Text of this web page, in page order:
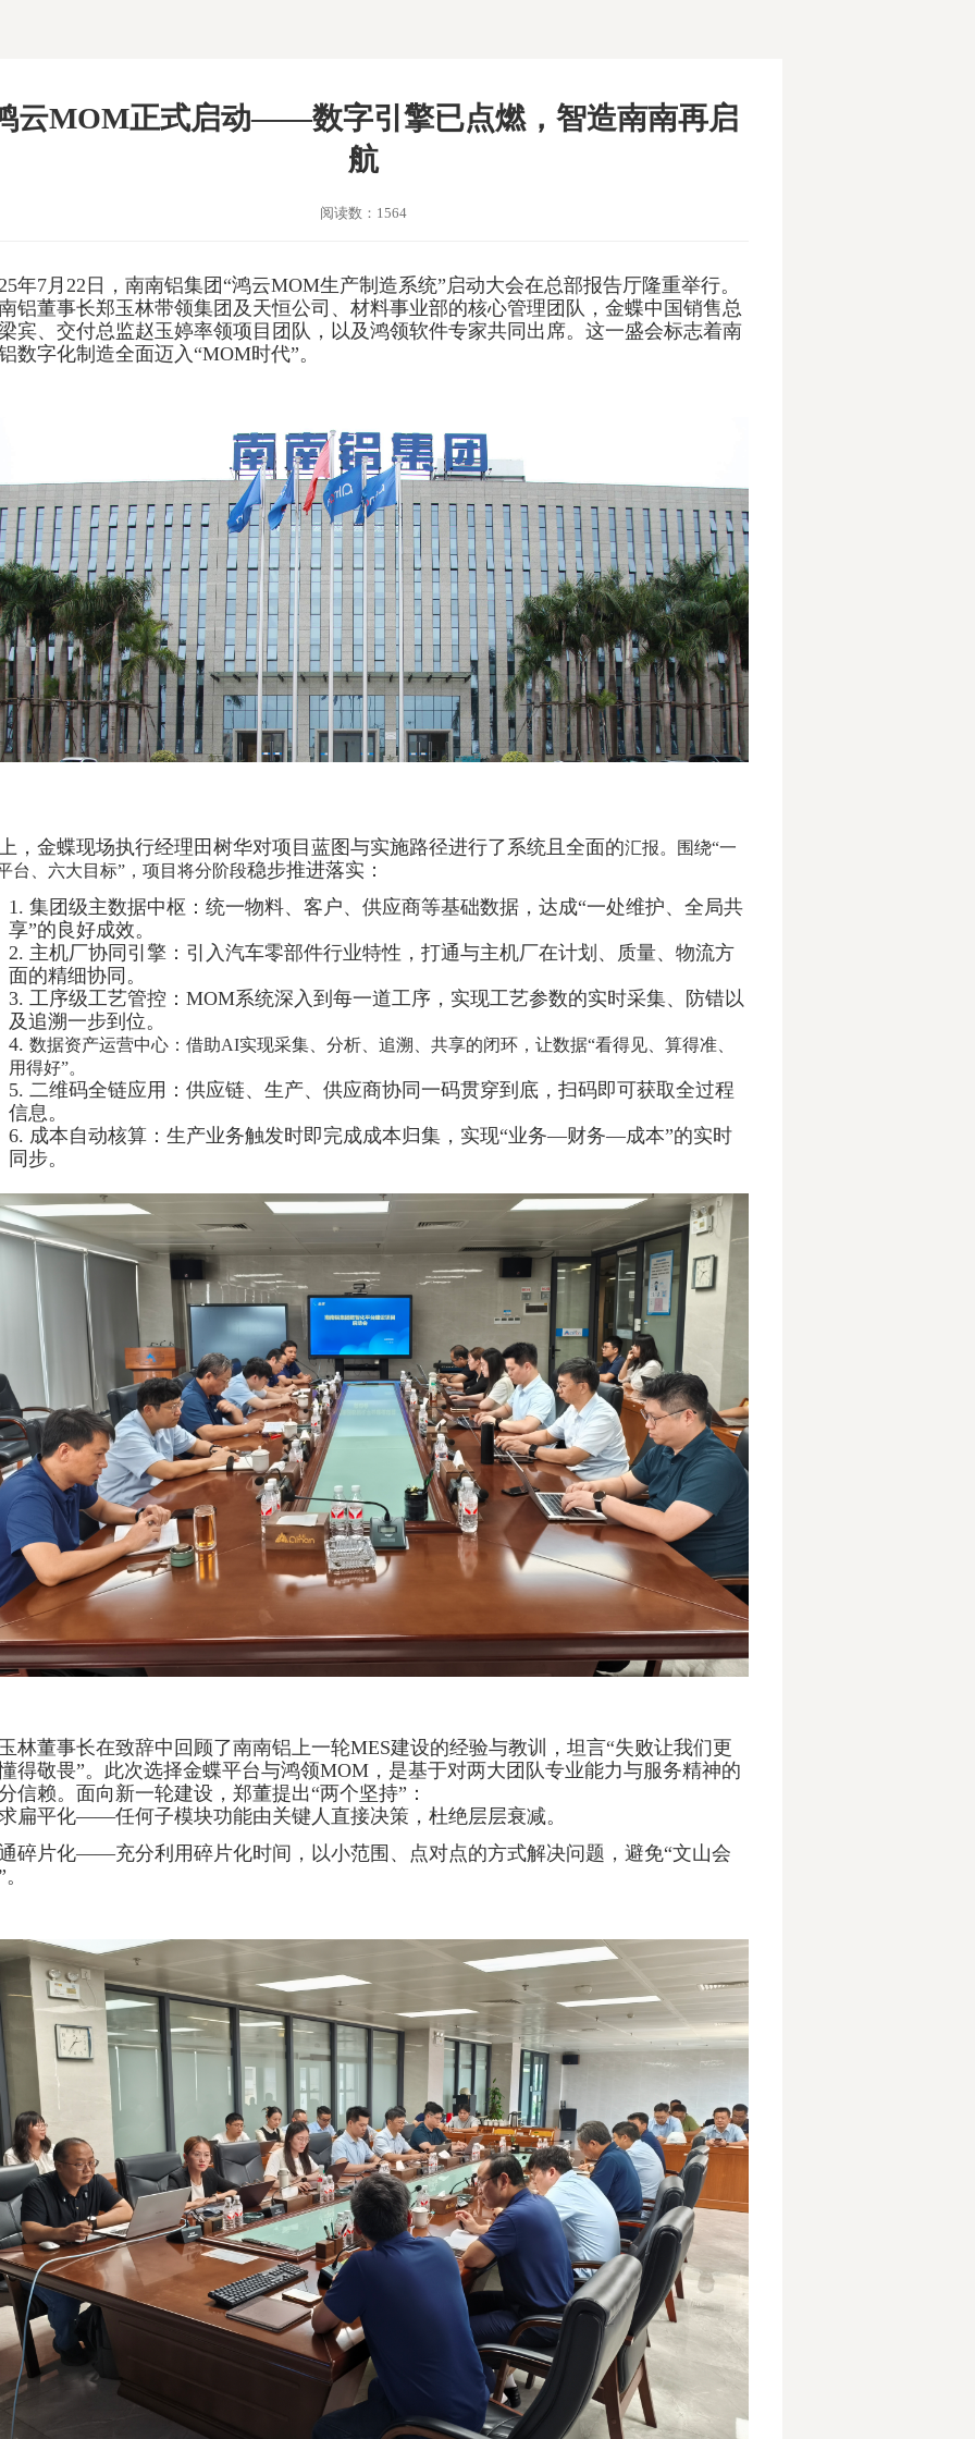
云MOM正式启动——数字引擎已点燃，智造南南再启
航
阅读数：1564
年7月22日，南南铝集团“鸿云MOM生产制造系统”启动大会在总部报告厅隆重举行。
铝董事长郑玉林带领集团及天恒公司、材料事业部的核心管理团队，金蝶中国销售总
宾、交付总监赵玉婷率领项目团队，以及鸿领软件专家共同出席。这一盛会标志着南
数字化制造全面迈入“MOM时代”。
，金蝶现场执行经理田树华对项目蓝图与实施路径进行了系统且全面的汇报。围绕“一
台、六大目标”，项目将分阶段稳步推进落实：
1. 集团级主数据中枢：统一物料、客户、供应商等基础数据，达成“一处维护、全局共
享”的良好成效。
2. 主机厂协同引擎：引入汽车零部件行业特性，打通与主机厂在计划、质量、物流方
面的精细协同。
3. 工序级工艺管控：MOM系统深入到每一道工序，实现工艺参数的实时采集、防错以
及追溯一步到位。
4. 数据资产运营中心：借助AI实现采集、分析、追溯、共享的闭环，让数据“看得见、算得准、
用得好”。
5. 二维码全链应用：供应链、生产、供应商协同一码贯穿到底，扫码即可获取全过程
信息。
6. 成本自动核算：生产业务触发时即完成成本归集，实现“业务—财务—成本”的实时
同步。
林董事长在致辞中回顾了南南铝上一轮MES建设的经验与教训，坦言“失败让我们更
得敬畏”。此次选择金蝶平台与鸿领MOM，是基于对两大团队专业能力与服务精神的
信赖。面向新一轮建设，郑董提出“两个坚持”：
扁平化——任何子模块功能由关键人直接决策，杜绝层层衰减。
碎片化——充分利用碎片化时间，以小范围、点对点的方式解决问题，避免“文山会